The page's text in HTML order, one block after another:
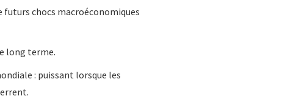
chocs macroéconomiques
long terme.
: puissant lorsque les